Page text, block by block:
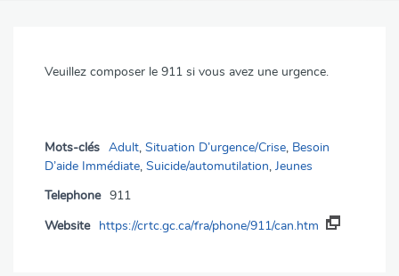
Veuillez composer le 911 si vous avez une urgence.
Mots-clés Adult, Situation D’urgence/Crise, Besoin
D’aide Immédiate, Suicide/automutilation, Jeunes
Telephone 911
Website https://crtc.gc.ca/fra/phone/911/can.htm